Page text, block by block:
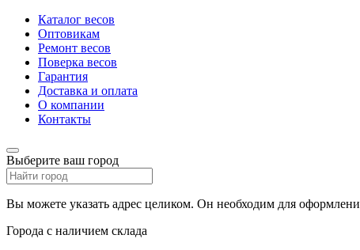
Каталог весов
Оптовикам
Ремонт весов
Поверка весов
Гарантия
Доставка и оплата
О компании
Контакты
Выберите ваш город
Вы можете указать адрес целиком. Он необходим для
Города с наличием склада